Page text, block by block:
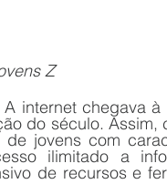
Z
internet chegava
do século. Assim,
jovens com
ilimitado a
de recursos e